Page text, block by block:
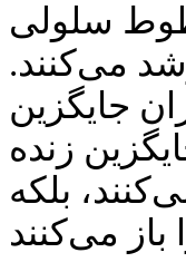
سلولی
می‌کنند.
جایگزین
زنده
بلکه